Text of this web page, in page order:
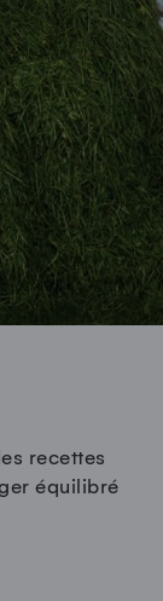
recettes
équilibré